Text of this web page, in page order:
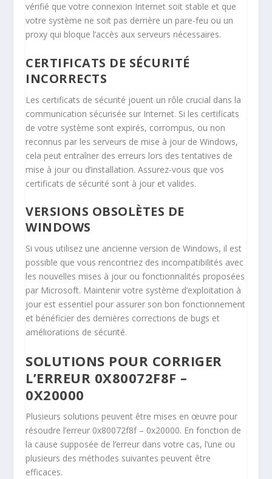
vérifié que votre connexion Internet soit stable et que
votre système ne soit pas derrière un pare-feu ou un
proxy qui bloque l’accès aux serveurs nécessaires.
CERTIFICATS DE SÉCURITÉ
INCORRECTS
Les certificats de sécurité jouent un rôle crucial dans la
communication sécurisée sur Internet. Si les certificats
de votre système sont expirés, corrompus, ou non
reconnus par les serveurs de mise à jour de Windows,
cela peut entraîner des erreurs lors des tentatives de
mise à jour ou d’installation. Assurez-vous que vos
certificats de sécurité sont à jour et valides.
VERSIONS OBSOLÈTES DE
WINDOWS
Si vous utilisez une ancienne version de Windows, il est
possible que vous rencontriez des incompatibilités avec
les nouvelles mises à jour ou fonctionnalités proposées
par Microsoft. Maintenir votre système d’exploitation à
jour est essentiel pour assurer son bon fonctionnement
et bénéficier des dernières corrections de bugs et
améliorations de sécurité.
SOLUTIONS POUR CORRIGER
L’ERREUR 0X80072F8F –
0X20000
Plusieurs solutions peuvent être mises en œuvre pour
résoudre l’erreur 0x80072f8f – 0x20000. En fonction de
la cause supposée de l’erreur dans votre cas, l’une ou
plusieurs des méthodes suivantes peuvent être
efficaces.